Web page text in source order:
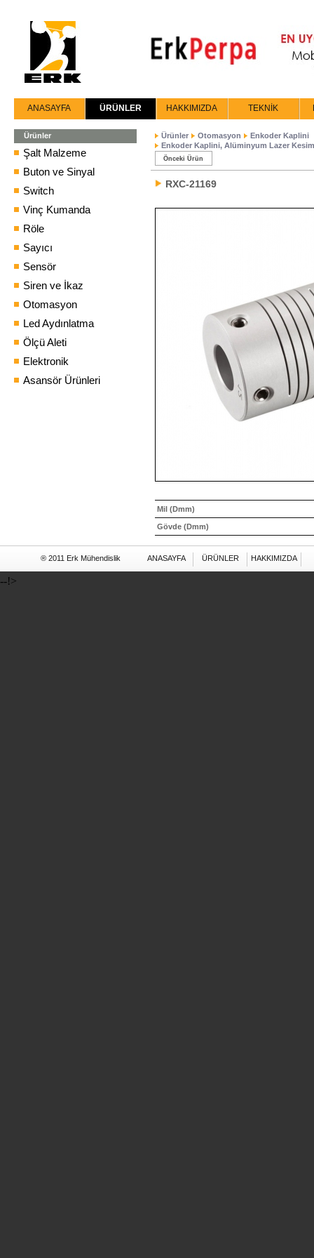
ANASAYFA ÜRÜNLER HAKKIMIZDA TEKNİK
Ürünler
Şalt Malzeme
Buton ve Sinyal
Switch
Vinç Kumanda
Röle
Sayıcı
Sensör
Siren ve İkaz
Otomasyon
Led Aydınlatma
Ölçü Aleti
Elektronik
Asansör Ürünleri
Ürünler Otomasyon
Enkoder Kaplini
Enkoder Kaplini, Alüminyum Lazer Kesim
Önceki Ürün
RXC-21169
Mil (Dmm)
Gövde (Dmm)
HAKKIMIZDA
ÜRÜNLER
ANASAYFA
® 2011 Erk Mühendislik
--!>